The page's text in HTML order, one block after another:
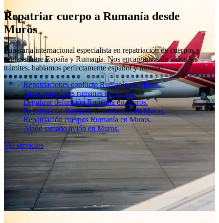
Repatriar cuerpo a Rumanía desde
Muros
Funeraria internacional especialista en repatriación de cuerpos y
cenizas entre España y Rumanía. Nos encargamos de todos los
trámites, hablamos perfectamente español y rumano
Repatriaciones conflicto Rumanía en Muros.
Tasas consulares rumanas en Muros.
Legalizar defunción Rumanía en Muros.
Repatriación Rumanía financiación en Muros.
Repatriación cuerpos Rumanía en Muros.
Ataúd tamaño avión en Muros.
Ver servicios